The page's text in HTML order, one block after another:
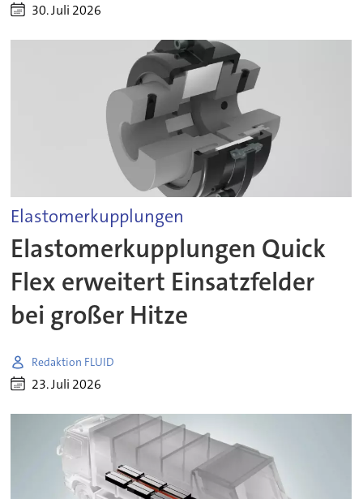
30. Juli 2026
Elastomerkupplungen
Elastomerkupplungen Quick
Flex erweitert Einsatzfelder
bei großer Hitze
Redaktion FLUID
23. Juli 2026